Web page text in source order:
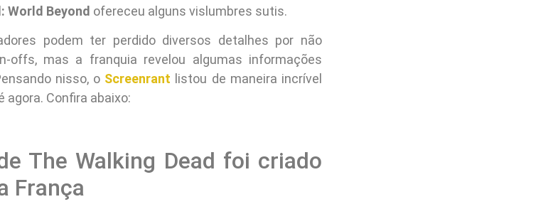
World Beyond ofereceu alguns vislumbres sutis.
podem ter perdido diversos detalhes por não
offs, mas a franquia revelou algumas informações
nisso, o Screenrant listou de maneira incrível
agora. Confira abaixo:
The Walking Dead foi criado
França